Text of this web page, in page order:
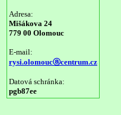
Adresa:
Mišákova 24
779 00 Olomouc
E-mail:
rysi.olomoucⓐcentrum.cz
Datová schránka:
pgb87ee